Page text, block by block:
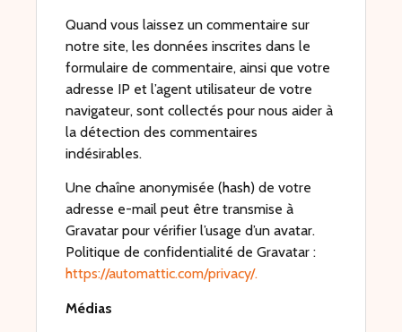
Quand vous laissez un commentaire sur
notre site, les données inscrites dans le
formulaire de commentaire, ainsi que votre
adresse IP et l’agent utilisateur de votre
navigateur, sont collectés pour nous aider à
la détection des commentaires
indésirables.
Une chaîne anonymisée (hash) de votre
adresse e-mail peut être transmise à
Gravatar pour vérifier l’usage d’un avatar.
Politique de confidentialité de Gravatar :
https://automattic.com/privacy/.
Médias